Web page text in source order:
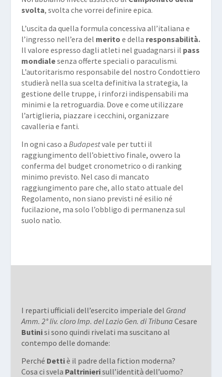
svolta, svolta che vorrei definire epica.
L’uscita da quella formula concessiva all’italiana e
l’ingresso nell’era del merito e della responsabilità.
Il valore espresso dagli atleti nel guadagnarsi il pass
mondialesenza offerte speciali o paraculismi.
L’autoritarismo responsabile del nostro Condottiero
studierà nella sua scelta definitiva la strategia, la
gestione delle truppe, i rinforzi indispensabili ma
minimi e la retroguardia. Dove e come utilizzare
l’artiglieria, piazzare i cecchini, organizzare
cavalleria e fanti.
In ogni caso a Budapestvale per tutti il
raggiungimento dell’obiettivo finale, ovvero la
conferma del budget cronometrico o di ranking
minimo previsto. Nel caso di mancato
raggiungimento pare che, allo stato attuale del
Regolamento, non siano previsti né esilio né
fucilazione, ma solo l’obbligo di permanenza sul
suolo natìo.
I reparti ufficiali dell’esercito imperiale del Grand
Amm. 2° liv. cloro Imp. del Lazio Gen. di Tribuna Cesare
Butinisi sono quindi rivelati ma suscitano al
contempo delle domande:
Perché Dettiè il padre della fiction moderna?
Cosa ci svela Paltrinierisull’identità dell’uomo?